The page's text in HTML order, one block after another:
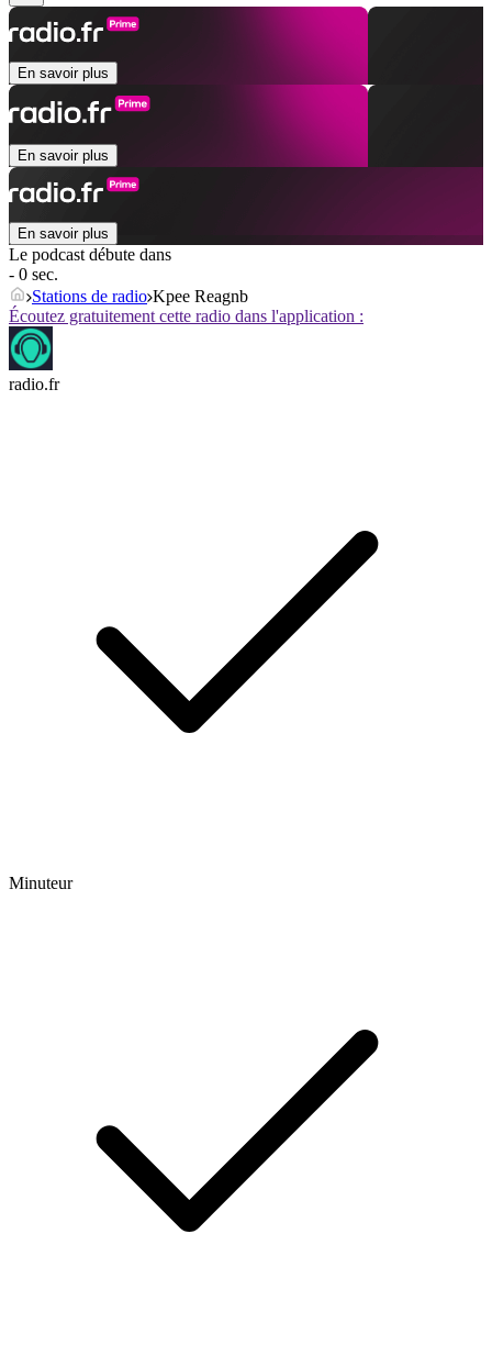
En savoir plus
En savoir plus
En savoir plus
Le podcast débute dans
- 0 sec.
Stations de radio Kpee Reagnb
Écoutez gratuitement cette radio dans l'application :
radio.fr
Minuteur